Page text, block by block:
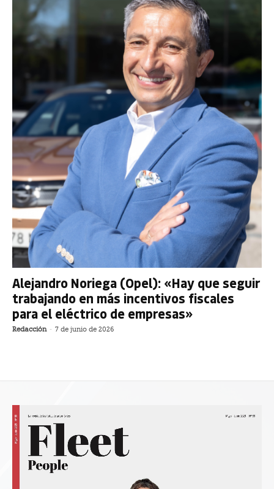
Alejandro Noriega (Opel): «Hay que seguir
trabajando en más incentivos fiscales
para el eléctrico de empresas»
Redacción - 7 de junio de 2026